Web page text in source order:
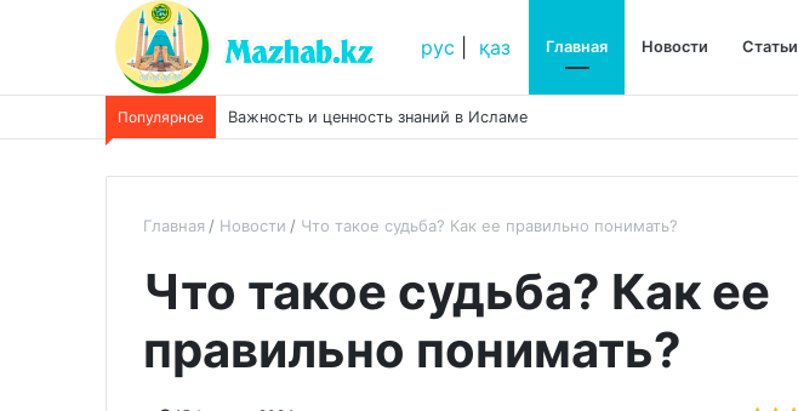
рус қаз Главная Новости Статьи
Популярное Важность и ценность знаний в Исламе
Главная Новости Что такое судьба? Как ее правильно понимать?
Что такое судьба? Как ее
правильно понимать?